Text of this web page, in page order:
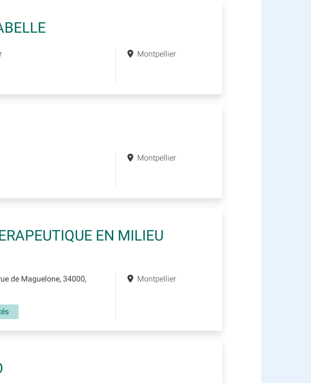
Montpellier
Montpellier
EN MILIEU
de Maguelone, 34000,
Montpellier